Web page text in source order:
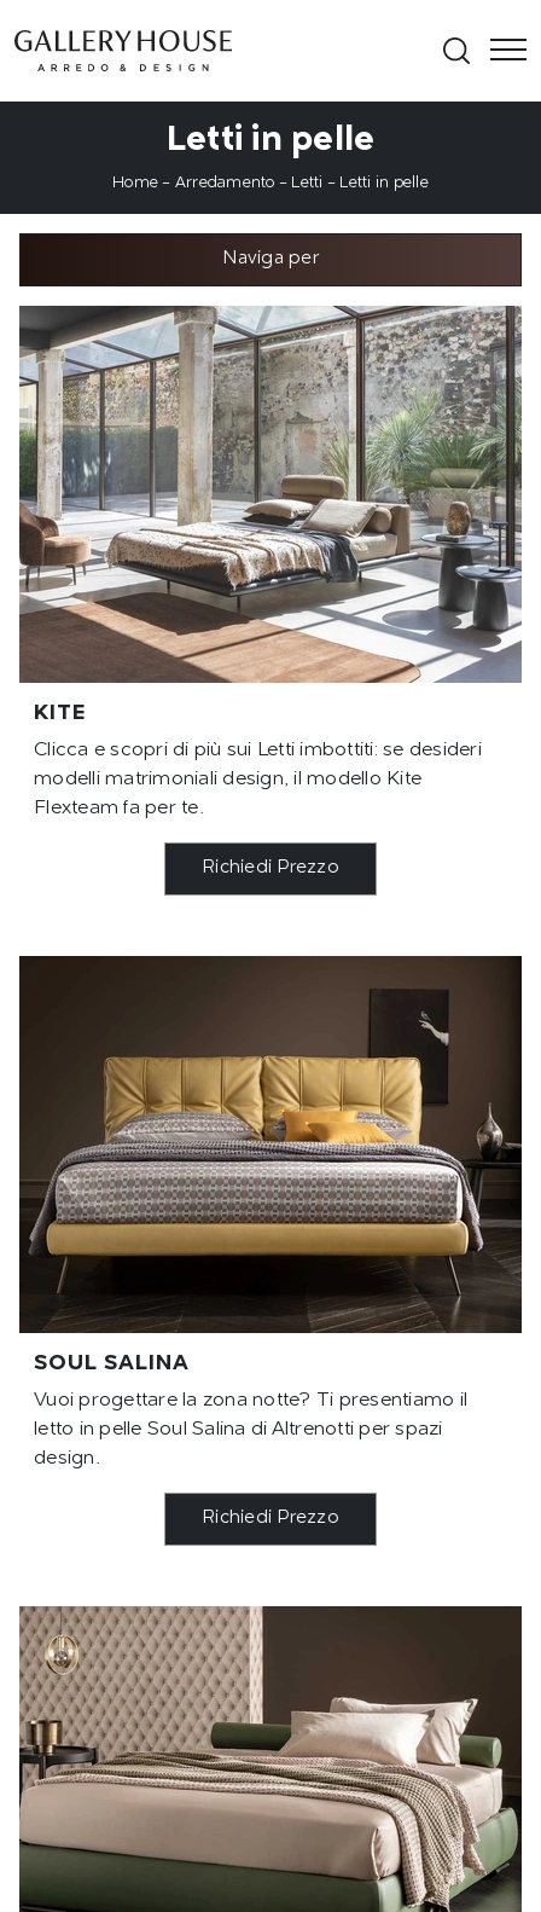
Letti in pelle
Home - Arredamento - Letti - Letti in pelle
Naviga per
KITE
Clicca e scopri di più sui Letti imbottiti: se desideri
modelli matrimoniali design, il modello Kite
Flexteam fa per te.
Richiedi Prezzo
SOUL SALINA
Vuoi progettare la zona notte? Ti presentiamo il
letto in pelle Soul Salina di Altrenotti per spazi
design.
Richiedi Prezzo